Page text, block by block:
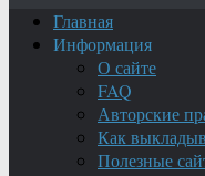
Главная
Информация
О сайте
FAQ
Авторские
Как
Полезные